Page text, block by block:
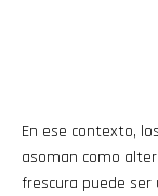
En ese contexto,
asoman como
frescura puede